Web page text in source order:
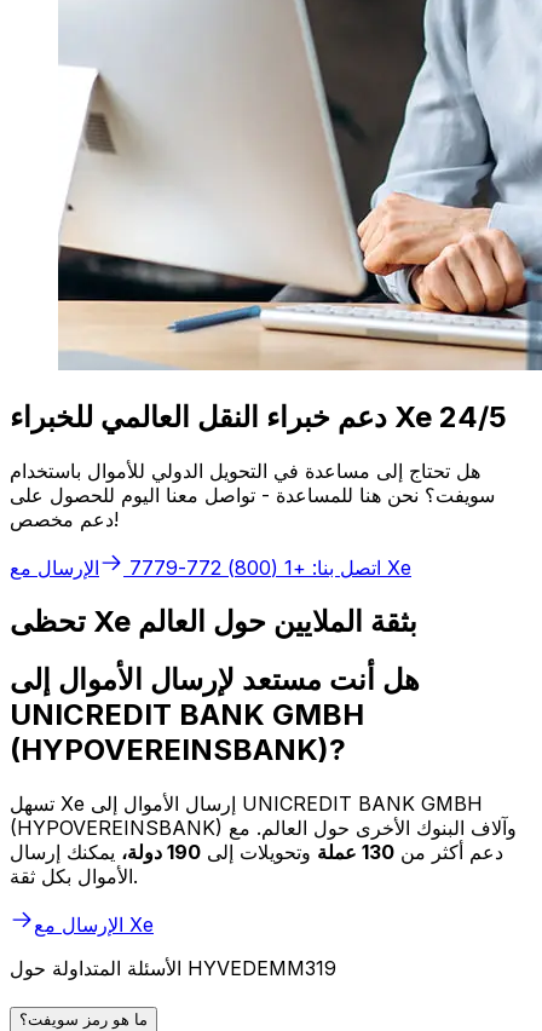
دعم خبراء النقل العالمي للخبراء Xe 24/5
هل تحتاج إلى مساعدة في التحويل الدولي للأموال باستخدام
سويفت؟ نحن هنا للمساعدة - تواصل معنا اليوم للحصول على
دعم مخصص!
اتصل بنا: +1 (800) 772-7779 الإرسال مع Xe
تحظى Xe بثقة الملايين حول العالم
هل أنت مستعد لإرسال الأموال إلى
UNICREDIT BANK GMBH
(HYPOVEREINSBANK)?
تسهل Xe إرسال الأموال إلى UNICREDIT BANK GMBH
(HYPOVEREINSBANK) وآلاف البنوك الأخرى حول العالم. مع
دعم أكثر من 130 عملة وتحويلات إلى 190 دولة،
يمكنك إرسال
الأموال بكل ثقة.
الإرسال مع Xe
الأسئلة المتداولة حول HYVEDEMM319
ما هو رمز سويفت؟